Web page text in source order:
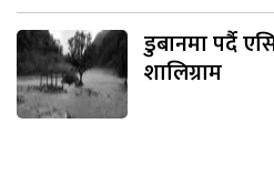
डुबानमा पर्दै
शालिग्राम